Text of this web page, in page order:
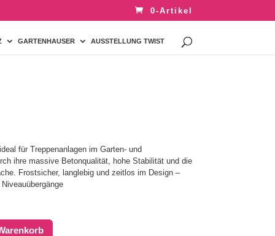
0-Artikel
GARTENHAUSER AUSSTELLUNG TWIST
für Treppenanlagen im Garten- und
ihre massive Betonqualität, hohe Stabilität und die
Frostsicher, langlebig und zeitlos im Design –